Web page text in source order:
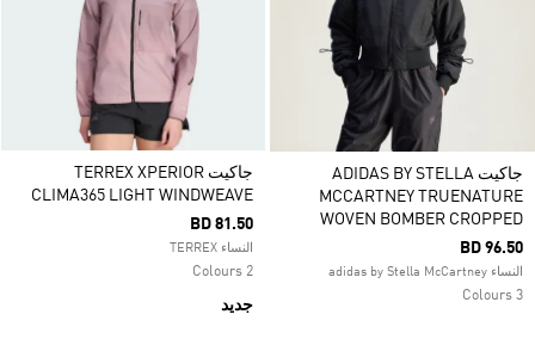
جاكيت ADIDAS BY STELLA
MCCARTNEY TRUENATURE
WOVEN BOMBER CROPPED
BD 96.50
النساء adidas by Stella McCartney
3 Colours
جاكيت TERREX XPERIOR
CLIMA365 LIGHT WINDWEAVE
BD 81.50
النساء TERREX
2 Colours
جديد